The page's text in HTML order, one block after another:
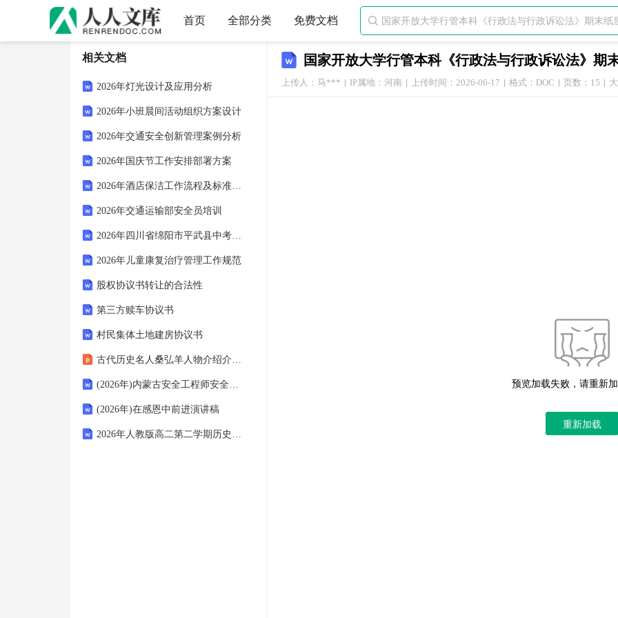
首页 全部分类 免费文档 
国家开放大学行管本科《行政法与行政诉讼法》期
上传人：马*** IP属地：河南 上传时间：2026-06-17 格式：DOC 页数：15
预览加载失败，请重新
重新加载
相关文档
2026年灯光设计及应用分析
2026年小班晨间活动组织方案设计
2026年交通安全创新管理案例分析
2026年国庆节工作安排部署方案
2026年酒店保洁工作流程及标准规范
2026年交通运输部安全员培训
2026年四川省绵阳市平武县中考英语一诊试卷(含详细答案解析)
2026年儿童康复治疗管理工作规范
股权协议书转让的合法性
第三方赎车协议书
村民集体土地建房协议书
古代历史名人桑弘羊人物介绍介绍课件
(2026年)内蒙古安全工程师安全生产建筑施工安全检查评分包哪十项内容考试试题
(2026年)在感恩中前进演讲稿
2026年人教版高二第二学期历史期末基础素养检测试卷（附答案可下载）